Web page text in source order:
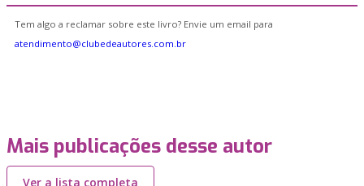
Tem algo a reclamar sobre este livro? Envie um email para
atendimento@clubedeautores.com.br
Mais publicações desse autor
Ver a lista completa